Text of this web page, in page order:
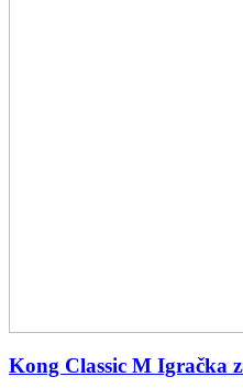
Kong Classic M Igračka